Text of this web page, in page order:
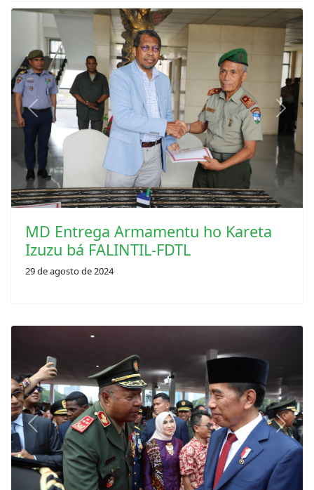
Previous Next
MD Entrega Armamentu ho Kareta
Izuzu bá FALINTIL-FDTL
29 de agosto de 2024
Previous Next